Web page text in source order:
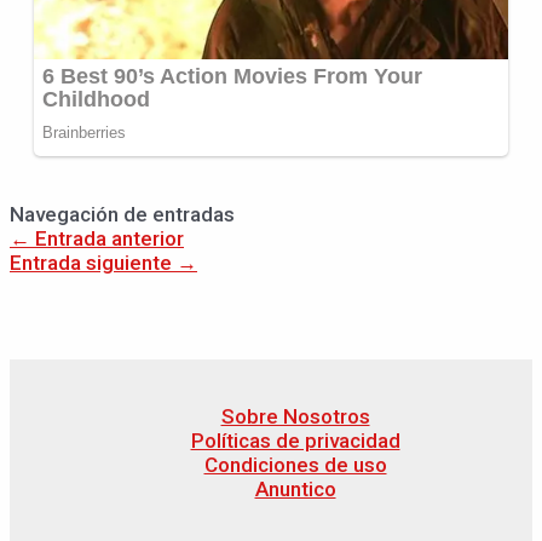
Navegación de entradas
← Entrada anterior
Entrada siguiente →
Sobre Nosotros
Políticas de privacidad
Condiciones de uso
Anuntico